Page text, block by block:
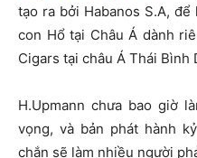
tạo ra bởi Habanos S.A,
con Hổ tại Châu Á dành
Cigars tại châu Á Thái Bình
H.Upmann chưa bao giờ
vọng, và bản phát hành
chắn sẽ làm nhiều người